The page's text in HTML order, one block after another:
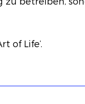
of Life’.